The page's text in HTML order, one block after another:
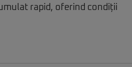
rapid, oferind condiții